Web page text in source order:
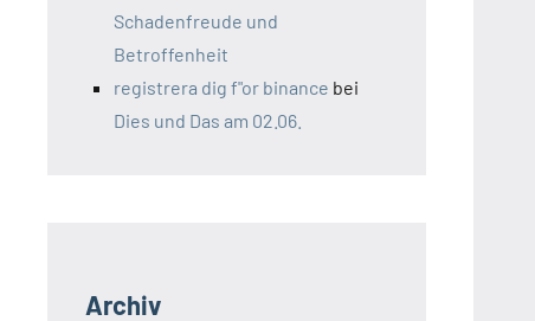
Schadenfreude und
Betroffenheit
registrera dig f"or binance bei
Dies und Das am 02.06.
Archiv